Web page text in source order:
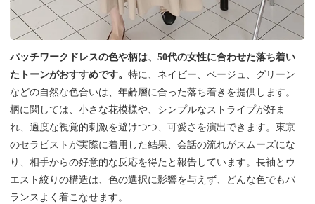
パッチワークドレスの色や柄は、50代の女性に合わせた落ち着い
たトーンがおすすめです。特に、ネイビー、ベージュ、グリーン
などの自然な色合いは、年齢層に合った落ち着きを提供します。
柄に関しては、小さな花模様や、シンプルなストライプが好ま
れ、過度な視覚的刺激を避けつつ、可愛さを演出できます。東京
のセラピストが実際に着用した結果、会話の流れがスムーズにな
り、相手からの好意的な反応を得たと報告しています。長袖とウ
エスト絞りの構造は、色の選択に影響を与えず、どんな色でもバ
ランスよく着こなせます。